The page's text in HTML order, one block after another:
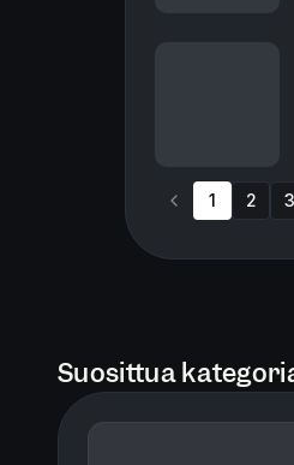
1 2 3
Suosittua